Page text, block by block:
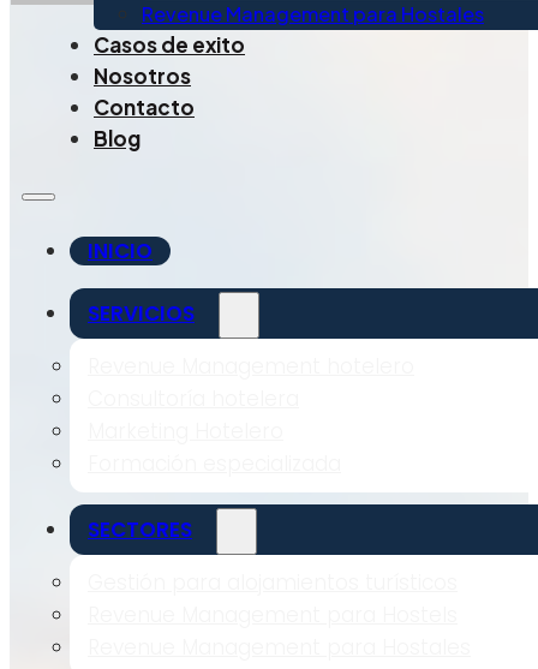
Revenue Management para Hostales
Casos de exito
Nosotros
Contacto
Blog
INICIO
SERVICIOS
SECTORES